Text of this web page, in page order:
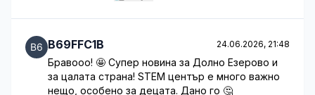
B69FFC1B 24.06.2026, 21:48
Бравооо! 🤩 Супер новина за Долно Езерово и
за цалата страна! STEM център е много важно
нещо, особено за децата. Дано го 🤔